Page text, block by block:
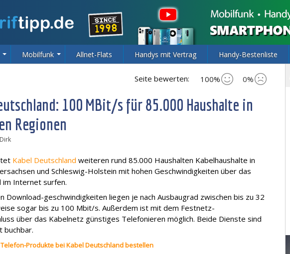
Mobilfunk Allnet-Flats Handys mit Vertrag Handy-Bestenliste
Seite bewerten: 100% 0%
100 MBit/s für 85.000 Haushalte in
Regionen
Dirk
Kabel Deutschland weiteren rund 85.000 Haushalten Kabelhaushalte in
und Schleswig-Holstein mit hohen Geschwindigkeiten über das
im Internet surfen.
Download-geschwindigkeiten liegen je nach Ausbaugrad zwischen bis zu 32
sogar bis zu 100 Mbit/s. Außerdem ist mit dem Festnetz-
über das Kabelnetz günstiges Telefonieren möglich. Beide Dienste sind
buchbar.
Produkte bei Kabel Deutschland bestellen